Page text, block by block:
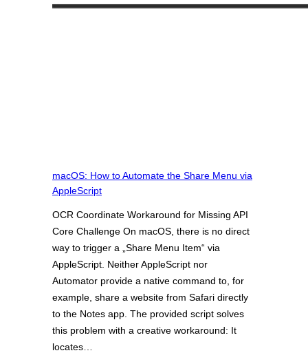
macOS: How to Automate the Share Menu via
AppleScript
OCR Coordinate Workaround for Missing API
Core Challenge On macOS, there is no direct
way to trigger a „Share Menu Item“ via
AppleScript. Neither AppleScript nor
Automator provide a native command to, for
example, share a website from Safari directly
to the Notes app. The provided script solves
this problem with a creative workaround: It
locates…